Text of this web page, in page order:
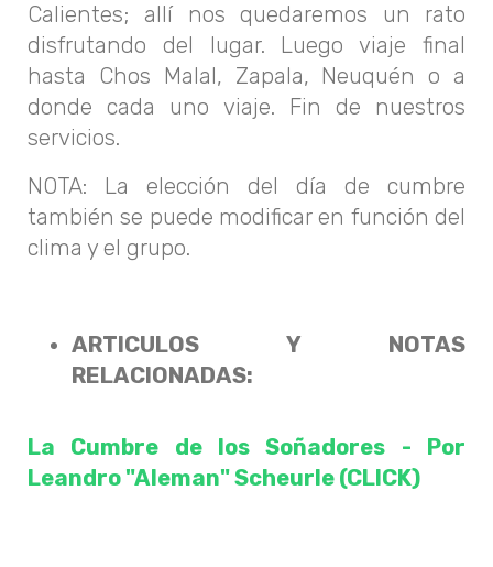
Calientes; allí nos quedaremos un rato
disfrutando del lugar. Luego viaje final
hasta Chos Malal, Zapala, Neuquén o a
donde cada uno viaje. Fin de nuestros
servicios.
NOTA: La elección del día de cumbre
también se puede modificar en función del
clima y el grupo.
ARTICULOS Y NOTAS
RELACIONADAS:
La Cumbre de los Soñadores - Por
Leandro "Aleman" Scheurle (CLICK)